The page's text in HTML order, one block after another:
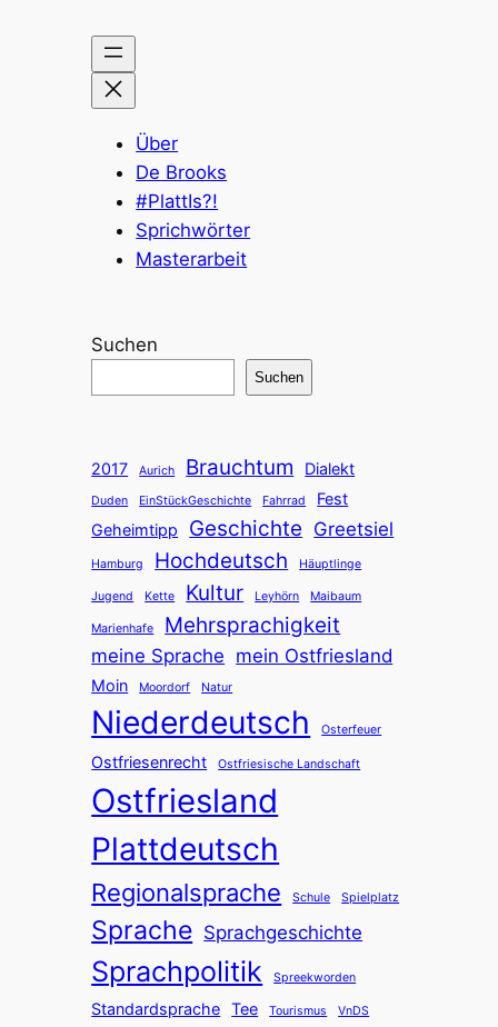
Über
De Brooks
#PlattIs?!
Sprichwörter
Masterarbeit
Suchen
Suchen
2017 Aurich Brauchtum Dialekt
Duden EinStückGeschichte Fahrrad
Fest
Geheimtipp
Geschichte Greetsiel
Hamburg Hochdeutsch Häuptlinge
Jugend Kette Kultur Leyhörn Maibaum
Marienhafe Mehrsprachigkeit
meine Sprache mein Ostfriesland
Moin Moordorf Natur
Niederdeutsch Osterfeuer
Ostfriesenrecht Ostfriesische Landschaft
Ostfriesland
Plattdeutsch
Regionalsprache Schule Spielplatz
Sprache Sprachgeschichte
Sprachpolitik Spreekworden
Standardsprache Tee Tourismus VnDS